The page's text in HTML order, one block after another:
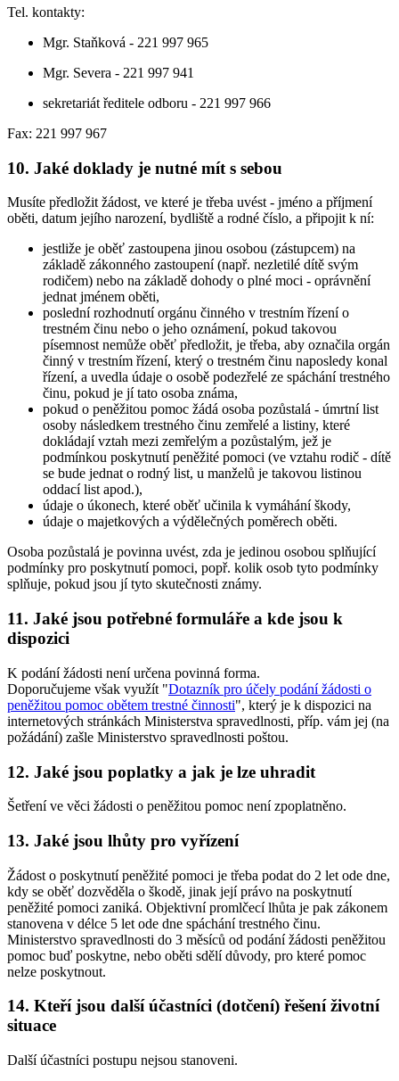
Tel. kontakty:
Mgr. Staňková - 221 997 965
Mgr. Severa - 221 997 941
sekretariát ředitele odboru - 221 997 966
Fax: 221 997 967
10. Jaké doklady je nutné mít s sebou
Musíte předložit žádost, ve které je třeba uvést - jméno a příjmení
oběti, datum jejího narození, bydliště a rodné číslo, a připojit k ní:
jestliže je oběť zastoupena jinou osobou (zástupcem) na
základě zákonného zastoupení (např. nezletilé dítě svým
rodičem) nebo na základě dohody o plné moci - oprávnění
jednat jménem oběti,
poslední rozhodnutí orgánu činného v trestním řízení o
trestném činu nebo o jeho oznámení, pokud takovou
písemnost nemůže oběť předložit, je třeba, aby označila orgán
činný v trestním řízení, který o trestném činu naposledy konal
řízení, a uvedla údaje o osobě podezřelé ze spáchání trestného
činu, pokud je jí tato osoba známa,
pokud o peněžitou pomoc žádá osoba pozůstalá - úmrtní list
osoby následkem trestného činu zemřelé a listiny, které
dokládají vztah mezi zemřelým a pozůstalým, jež je
podmínkou poskytnutí peněžité pomoci (ve vztahu rodič - dítě
se bude jednat o rodný list, u manželů je takovou listinou
oddací list apod.),
údaje o úkonech, které oběť učinila k vymáhání škody,
údaje o majetkových a výdělečných poměrech oběti.
Osoba pozůstalá je povinna uvést, zda je jedinou osobou splňující
podmínky pro poskytnutí pomoci, popř. kolik osob tyto podmínky
splňuje, pokud jsou jí tyto skutečnosti známy.
11. Jaké jsou potřebné formuláře a kde jsou k
dispozici
K podání žádosti není určena povinná forma.
Doporučujeme však využít "Dotazník pro účely podání žádosti o
peněžitou pomoc obětem trestné činnosti", který je k dispozici na
internetových stránkách Ministerstva spravedlnosti, příp. vám jej (na
požádání) zašle Ministerstvo spravedlnosti poštou.
12. Jaké jsou poplatky a jak je lze uhradit
Šetření ve věci žádosti o peněžitou pomoc není zpoplatněno.
13. Jaké jsou lhůty pro vyřízení
Žádost o poskytnutí peněžité pomoci je třeba podat do 2 let ode dne,
kdy se oběť dozvěděla o škodě, jinak její právo na poskytnutí
peněžité pomoci zaniká. Objektivní promlčecí lhůta je pak zákonem
stanovena v délce 5 let ode dne spáchání trestného činu.
Ministerstvo spravedlnosti do 3 měsíců od podání žádosti peněžitou
pomoc buď poskytne, nebo oběti sdělí důvody, pro které pomoc
nelze poskytnout.
14. Kteří jsou další účastníci (dotčení) řešení životní
situace
Další účastníci postupu nejsou stanoveni.